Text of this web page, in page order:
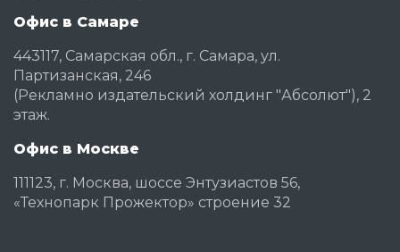
Офис в Самаре
443117, Самарская обл., г. Самара, ул.
Партизанская, 246
(Рекламно издательский холдинг "Абсолют"), 2
этаж.
Офис в Москве
111123, г. Москва, шоссе Энтузиастов 56,
«Технопарк Прожектор» строение 32